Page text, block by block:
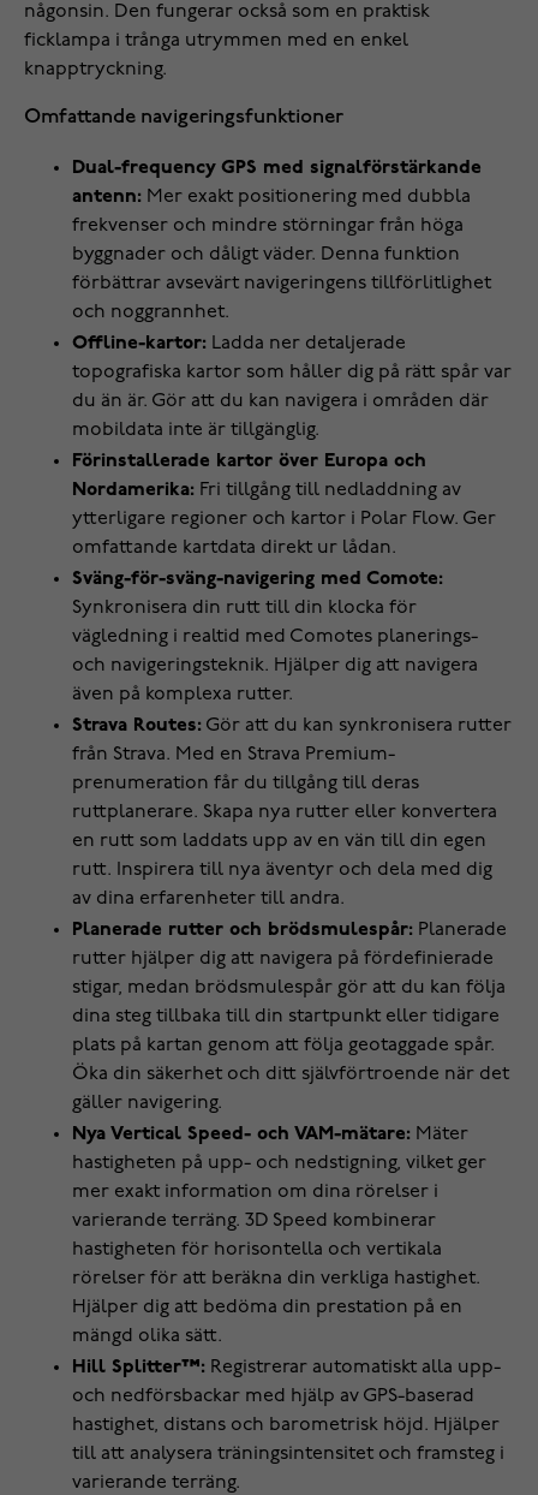
någonsin. Den fungerar också som en praktisk
ficklampa i trånga utrymmen med en enkel
knapptryckning.
Omfattande navigeringsfunktioner
Dual-frequency GPS med signalförstärkande
antenn: Mer exakt positionering med dubbla
frekvenser och mindre störningar från höga
byggnader och dåligt väder. Denna funktion
förbättrar avsevärt navigeringens tillförlitlighet
och noggrannhet.
Offline-kartor: Ladda ner detaljerade
topografiska kartor som håller dig på rätt spår var
du än är. Gör att du kan navigera i områden där
mobildata inte är tillgänglig.
Förinstallerade kartor över Europa och
Nordamerika: Fri tillgång till nedladdning av
ytterligare regioner och kartor i Polar Flow. Ger
omfattande kartdata direkt ur lådan.
Sväng-för-sväng-navigering med Comote:
Synkronisera din rutt till din klocka för
vägledning i realtid med Comotes planerings-
och navigeringsteknik. Hjälper dig att navigera
även på komplexa rutter.
Strava Routes: Gör att du kan synkronisera rutter
från Strava. Med en Strava Premium-
prenumeration får du tillgång till deras
ruttplanerare. Skapa nya rutter eller konvertera
en rutt som laddats upp av en vän till din egen
rutt. Inspirera till nya äventyr och dela med dig
av dina erfarenheter till andra.
Planerade rutter och brödsmulespår: Planerade
rutter hjälper dig att navigera på fördefinierade
stigar, medan brödsmulespår gör att du kan följa
dina steg tillbaka till din startpunkt eller tidigare
plats på kartan genom att följa geotaggade spår.
Öka din säkerhet och ditt självförtroende när det
gäller navigering.
Nya Vertical Speed- och VAM-mätare: Mäter
hastigheten på upp- och nedstigning, vilket ger
mer exakt information om dina rörelser i
varierande terräng. 3D Speed kombinerar
hastigheten för horisontella och vertikala
rörelser för att beräkna din verkliga hastighet.
Hjälper dig att bedöma din prestation på en
mängd olika sätt.
Hill Splitter™: Registrerar automatiskt alla upp-
och nedförsbackar med hjälp av GPS-baserad
hastighet, distans och barometrisk höjd. Hjälper
till att analysera träningsintensitet och framsteg i
varierande terräng.